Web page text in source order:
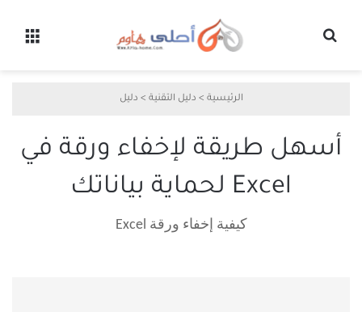
الرئيسية > دليل التقنية > دليل
أسهل طريقة لإخفاء ورقة في
Excel لحماية بياناتك
كيفية إخفاء ورقة Excel